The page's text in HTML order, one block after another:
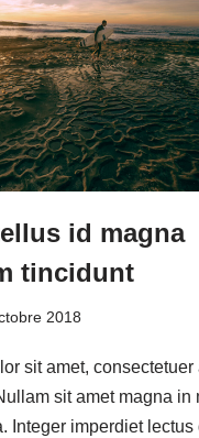
id magna
tincidunt
2018
sit amet,
sit amet magna in
Integer imperdiet lectus